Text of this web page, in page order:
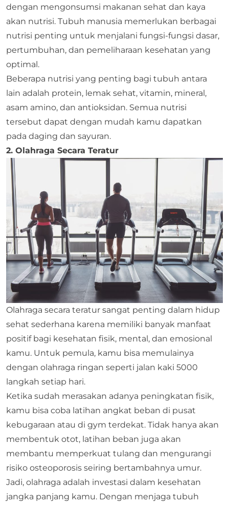
dengan mengonsumsi makanan sehat dan kaya
akan nutrisi. Tubuh manusia memerlukan berbagai
nutrisi penting untuk menjalani fungsi-fungsi dasar,
pertumbuhan, dan pemeliharaan kesehatan yang
optimal.
Beberapa nutrisi yang penting bagi tubuh antara
lain adalah protein, lemak sehat, vitamin, mineral,
asam amino, dan antioksidan. Semua nutrisi
tersebut dapat dengan mudah kamu dapatkan
pada daging dan sayuran.
2. Olahraga Secara Teratur
Olahraga secara teratur sangat penting dalam hidup
sehat sederhana karena memiliki banyak manfaat
positif bagi kesehatan fisik, mental, dan emosional
kamu. Untuk pemula, kamu bisa memulainya
dengan olahraga ringan seperti jalan kaki 5000
langkah setiap hari.
Ketika sudah merasakan adanya peningkatan fisik,
kamu bisa coba latihan angkat beban di pusat
kebugaraan atau di gym terdekat. Tidak hanya akan
membentuk otot, latihan beban juga akan
membantu memperkuat tulang dan mengurangi
risiko osteoporosis seiring bertambahnya umur.
Jadi, olahraga adalah investasi dalam kesehatan
jangka panjang kamu. Dengan menjaga tubuh